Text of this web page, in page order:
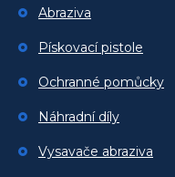
Abraziva
Pískovací pistole
Ochranné pomůcky
Náhradní díly
Vysavače abraziva